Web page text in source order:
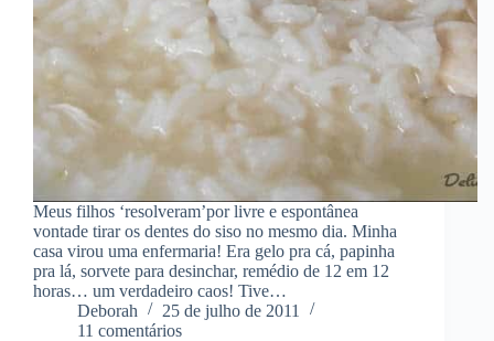
Meus filhos ‘resolveram’por livre e espontânea
vontade tirar os dentes do siso no mesmo dia. Minha
casa virou uma enfermaria! Era gelo pra cá, papinha
pra lá, sorvete para desinchar, remédio de 12 em 12
horas… um verdadeiro caos! Tive…
Deborah
25 de julho de 2011
11 comentários